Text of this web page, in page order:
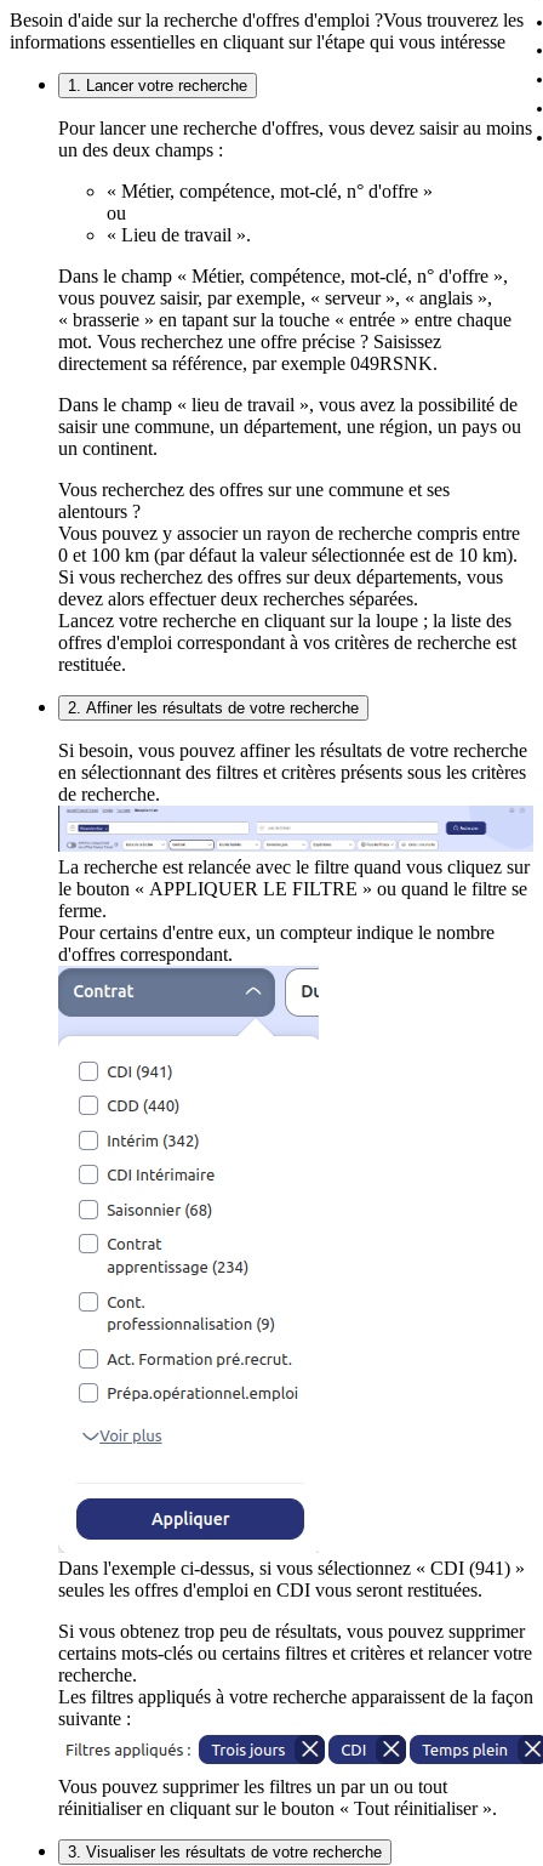
Besoin d'aide sur la recherche d'offres d'emploi ?Vous trouverez les
informations essentielles en cliquant sur l'étape qui vous intéresse
1. Lancer votre recherche
Pour lancer une recherche d'offres, vous devez saisir au moins
un des deux champs :
« Métier, compétence, mot-clé, n° d'offre »
ou
« Lieu de travail ».
Dans le champ « Métier, compétence, mot-clé, n° d'offre »,
vous pouvez saisir, par exemple, « serveur », « anglais »,
« brasserie » en tapant sur la touche « entrée » entre chaque
mot. Vous recherchez une offre précise ? Saisissez
directement sa référence, par exemple 049RSNK.
Dans le champ « lieu de travail », vous avez la possibilité de
saisir une commune, un département, une région, un pays ou
un continent.
Vous recherchez des offres sur une commune et ses
alentours ?
Vous pouvez y associer un rayon de recherche compris entre
0 et 100 km (par défaut la valeur sélectionnée est de 10 km).
Si vous recherchez des offres sur deux départements, vous
devez alors effectuer deux recherches séparées.
Lancez votre recherche en cliquant sur la loupe ; la liste des
offres d'emploi correspondant à vos critères de recherche est
restituée.
2. Affiner les résultats de votre recherche
Si besoin, vous pouvez affiner les résultats de votre recherche
en sélectionnant des filtres et critères présents sous les critères
de recherche.
La recherche est relancée avec le filtre quand vous cliquez sur
le bouton « APPLIQUER LE FILTRE » ou quand le filtre se
ferme.
Pour certains d'entre eux, un compteur indique le nombre
d'offres correspondant.
Dans l'exemple ci-dessus, si vous sélectionnez « CDI (941) »
seules les offres d'emploi en CDI vous seront restituées.
Si vous obtenez trop peu de résultats, vous pouvez supprimer
certains mots-clés ou certains filtres et critères et relancer votre
recherche.
Les filtres appliqués à votre recherche apparaissent de la façon
suivante :
Vous pouvez supprimer les filtres un par un ou tout
réinitialiser en cliquant sur le bouton « Tout réinitialiser ».
3. Visualiser les résultats de votre recherche